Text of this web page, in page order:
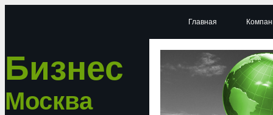
Бизнес
Москва
Главная